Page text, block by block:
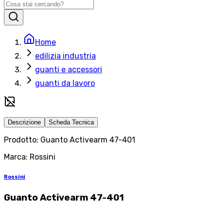
Home
edilizia industria
guanti e accessori
guanti da lavoro
Descrizione Scheda Tecnica
Prodotto: Guanto Activearm 47-401
Marca: Rossini
Rossini
Guanto Activearm 47-401